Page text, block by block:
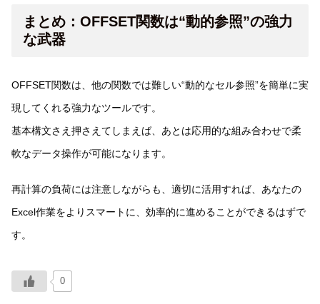
まとめ：OFFSET関数は“動的参照”の強力
な武器
OFFSET関数は、他の関数では難しい“動的なセル参照”を簡単に実
現してくれる強力なツールです。
基本構文さえ押さえてしまえば、あとは応用的な組み合わせで柔
軟なデータ操作が可能になります。
再計算の負荷には注意しながらも、適切に活用すれば、あなたの
Excel作業をよりスマートに、効率的に進めることができるはずで
す。
0